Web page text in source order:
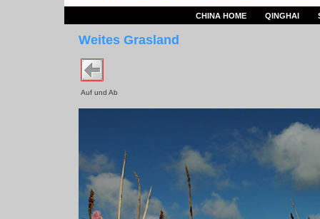
CHINA HOME QINGHAI
Weites Grasland
Auf und Ab